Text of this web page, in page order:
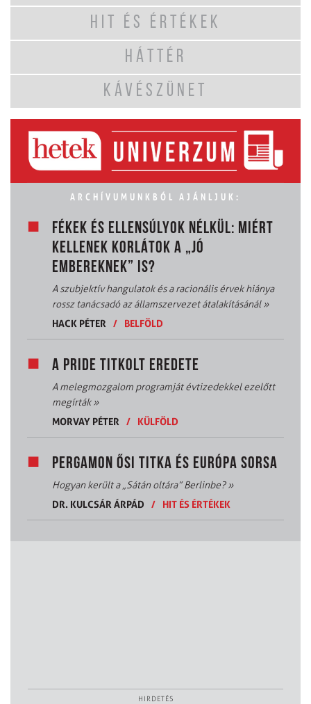
HIT ÉS ÉRTÉKEK
HÁTTÉR
KÁVÉSZÜNET
ARCHÍVUMUNKBÓL AJÁNLJUK:
FÉKEK ÉS ELLENSÚLYOK NÉLKÜL: MIÉRT
KELLENEK KORLÁTOK A „JÓ
EMBEREKNEK” IS?
A szubjektív hangulatok és a racionális érvek hiánya
rossz tanácsadó az államszervezet átalakításánál»
HACK PÉTER
/ BELFÖLD
A PRIDE TITKOLT EREDETE
A melegmozgalom programját évtizedekkel ezelőtt
megírták»
MORVAY PÉTER
/ KÜLFÖLD
PERGAMON ŐSI TITKA ÉS EURÓPA SORSA
Hogyan került a „Sátán oltára” Berlinbe?»
DR. KULCSÁR ÁRPÁD
/ HIT ÉS ÉRTÉKEK
HIRDETÉS